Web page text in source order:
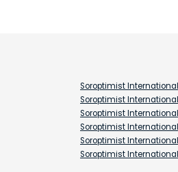
Soroptimist International
Soroptimist
Soroptimist
Soroptimist
Soroptimist
Soroptimist